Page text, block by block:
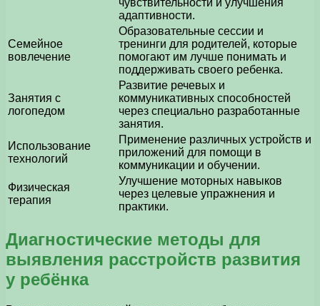
чувствительности и улучшения
адаптивности.
Семейное
вовлечение
Образовательные сессии и
тренинги для родителей, которые
помогают им лучше понимать и
поддерживать своего ребенка.
Занятия с
логопедом
Развитие речевых и
коммуникативных способностей
через специально разработанные
занятия.
Использование
технологий
Применение различных устройств и
приложений для помощи в
коммуникации и обучении.
Физическая
терапия
Улучшение моторных навыков
через целевые упражнения и
практики.
Диагностические методы для
выявления расстройств развития
у ребёнка